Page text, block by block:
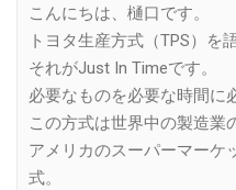
こんにちは、樋口です。
トヨタ生産方式（TPS）を
それがJust In Timeです。
必要なものを必要な時間に
この方式は世界中の製造業
アメリカのスーパーマーケ
式。